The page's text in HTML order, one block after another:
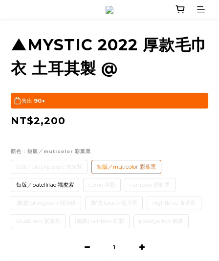
▲MYSTIC 2022 厚款毛巾
衣 土耳其製 @
售出 90+
NT$2,200
顏色 : 短版／muticolor 彩葉黑
短版／blackpurple 炫光紫 短版／muticolor 彩葉黑
短版／patellilac 福虎紫 camo 迷彩 rainbow 彩虹黑
(斷貨)olivegreen 潮汐綠 (斷貨)black 藍月黑 nightblue 夜幕藍
blueblack 紫藤灰 (斷貨)rainbow 幻彩 pastelyellow 鵝黃